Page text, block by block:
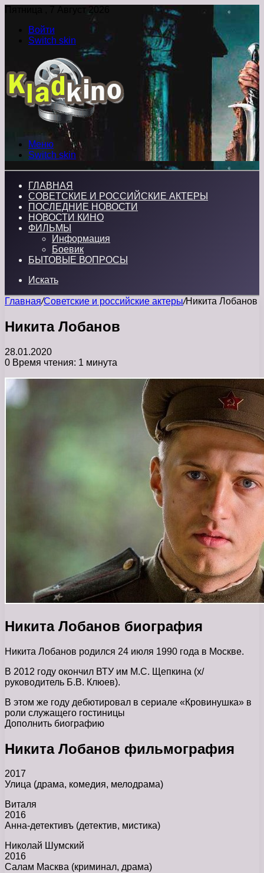
Пятница , 7 Август 2026
Войти
Switch skin
Меню
Switch skin
ГЛАВНАЯ
СОВЕТСКИЕ И РОССИЙСКИЕ АКТЕРЫ
ПОСЛЕДНИЕ НОВОСТИ
НОВОСТИ КИНО
ФИЛЬМЫ
Информация
Боевик
БЫТОВЫЕ ВОПРОСЫ
Искать
Главная/Советские и российские актеры/Никита Лобанов
Никита Лобанов
28.01.2020
0 Время чтения: 1 минута
Никита Лобанов биография
Никита Лобанов родился 24 июля 1990 года в Москве.
В 2012 году окончил ВТУ им М.С. Щепкина (х/
руководитель Б.В. Клюев).
В этом же году дебютировал в сериале «Кровинушка» в
роли служащего гостиницы
Дополнить биографию
Никита Лобанов фильмография
2017
Улица (драма, комедия, мелодрама)
Виталя
2016
Анна-детективъ (детектив, мистика)
Николай Шумский
2016
Салам Масква (криминал, драма)